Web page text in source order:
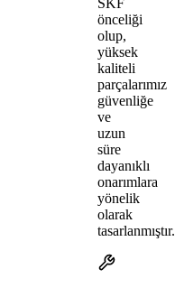
önceliği
olup,
yüksek
kaliteli
parçalarımız
güvenliğe
ve
uzun
süre
dayanıklı
onarımlara
yönelik
olarak
tasarlanmıştır.